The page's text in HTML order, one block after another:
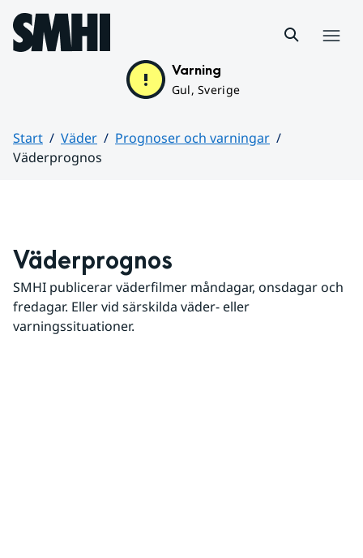
Hoppa till sidans innehåll
Varning
Gul, Sverige
Start Väder
Prognoser och varningar
Väderprognos
Väderprognos
SMHI publicerar väderfilmer måndagar, onsdagar och
fredagar. Eller vid särskilda väder- eller
varningssituationer.